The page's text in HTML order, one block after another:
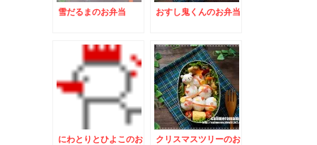
雪だるまのお弁当 おすし鬼くんのお弁当
にわとりとひよこのお
クリスマスツリーのお